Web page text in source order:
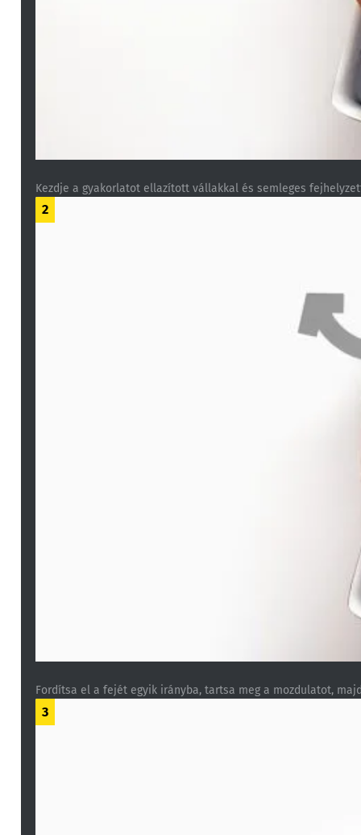
Kezdje a gyakorlatot ellazított vállakkal és semleges
2
Fordítsa el a fejét egyik irányba, tartsa meg a mozdulatot,
3